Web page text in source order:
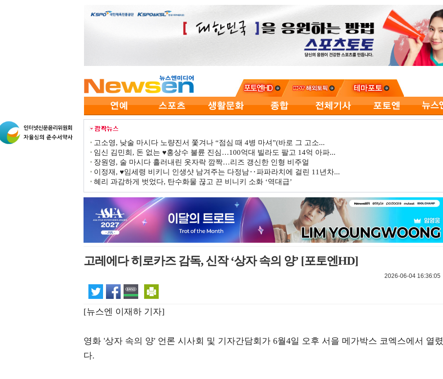
고소영, 낮술 마시다 노량진서 쫓겨나 “점심 때 4병 마셔”(바로 그 고소...
임신 김민희, 돈 없는 ♥홍상수 불륜 진심…100억대 빌라도 팔고 14억 아파...
장원영, 술 마시다 흘러내린 옷자락 깜짝…리즈 갱신한 인형 비주얼
이정재, ♥임세령 비키니 인생샷 남겨주는 다정남‥파파라치에 걸린 11년차...
혜리 과감하게 벗었다, 탄수화물 끊고 끈 비니키 소화 ‘역대급’
고레에다 히로카즈 감독, 신작 ‘상자 속의 양’ [포토엔HD]
2026-06-04 16:36:05
[뉴스엔 이재하 기자]
영화 '상자 속의 양' 언론 시사회 및 기자간담회가 6월4일 오후 서을 메가박스 코엑스에서 열렸
다.